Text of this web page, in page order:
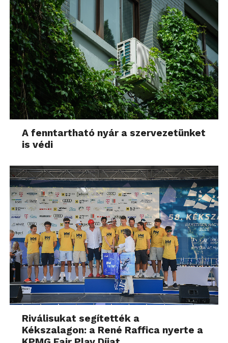
A fenntartható nyár a szervezetünket
is védi
Riválisukat segítették a
Kékszalagon: a René Raffica nyerte a